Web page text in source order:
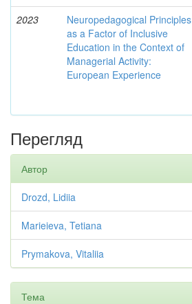
2023
Neuropedagogical Principles
as a Factor of Inclusive
Education in the Context of
Managerial Activity:
European Experience
Перегляд
Автор
Drozd, Lidiia
Marieieva, Tetiana
Prymakova, Vitaliia
Тема